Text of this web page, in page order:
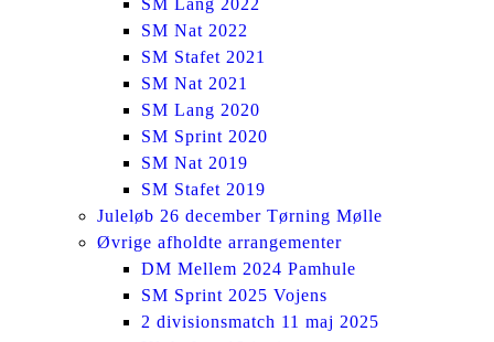
SM Nat 2022
SM Stafet 2021
SM Nat 2021
SM Lang 2020
SM Sprint 2020
SM Nat 2019
SM Stafet 2019
Juleløb 26 december Tørning Mølle
Øvrige afholdte arrangementer
DM Mellem 2024 Pamhule
SM Sprint 2025 Vojens
2 divisionsmatch 11 maj 2025